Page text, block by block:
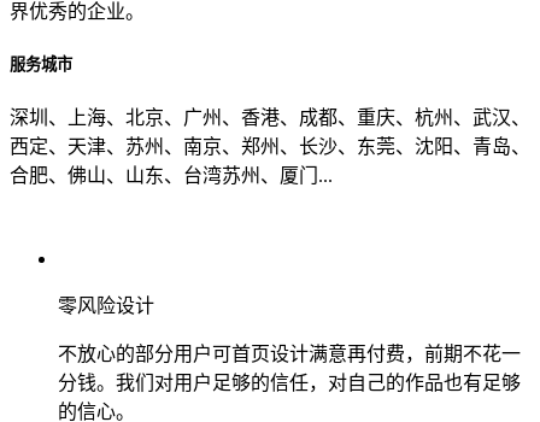
界优秀的企业。
服务城市
深圳、上海、北京、广州、香港、成都、重庆、杭州、武汉、
西定、天津、苏州、南京、郑州、长沙、东莞、沈阳、青岛、
合肥、佛山、山东、台湾苏州、厦门...
零风险设计
不放心的部分用户可首页设计满意再付费，前期不花一
分钱。我们对用户足够的信任，对自己的作品也有足够
的信心。